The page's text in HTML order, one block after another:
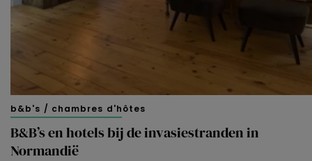
b&b's / chambres d'hôtes
B&B’s en hotels bij de invasiestranden in
Normandië